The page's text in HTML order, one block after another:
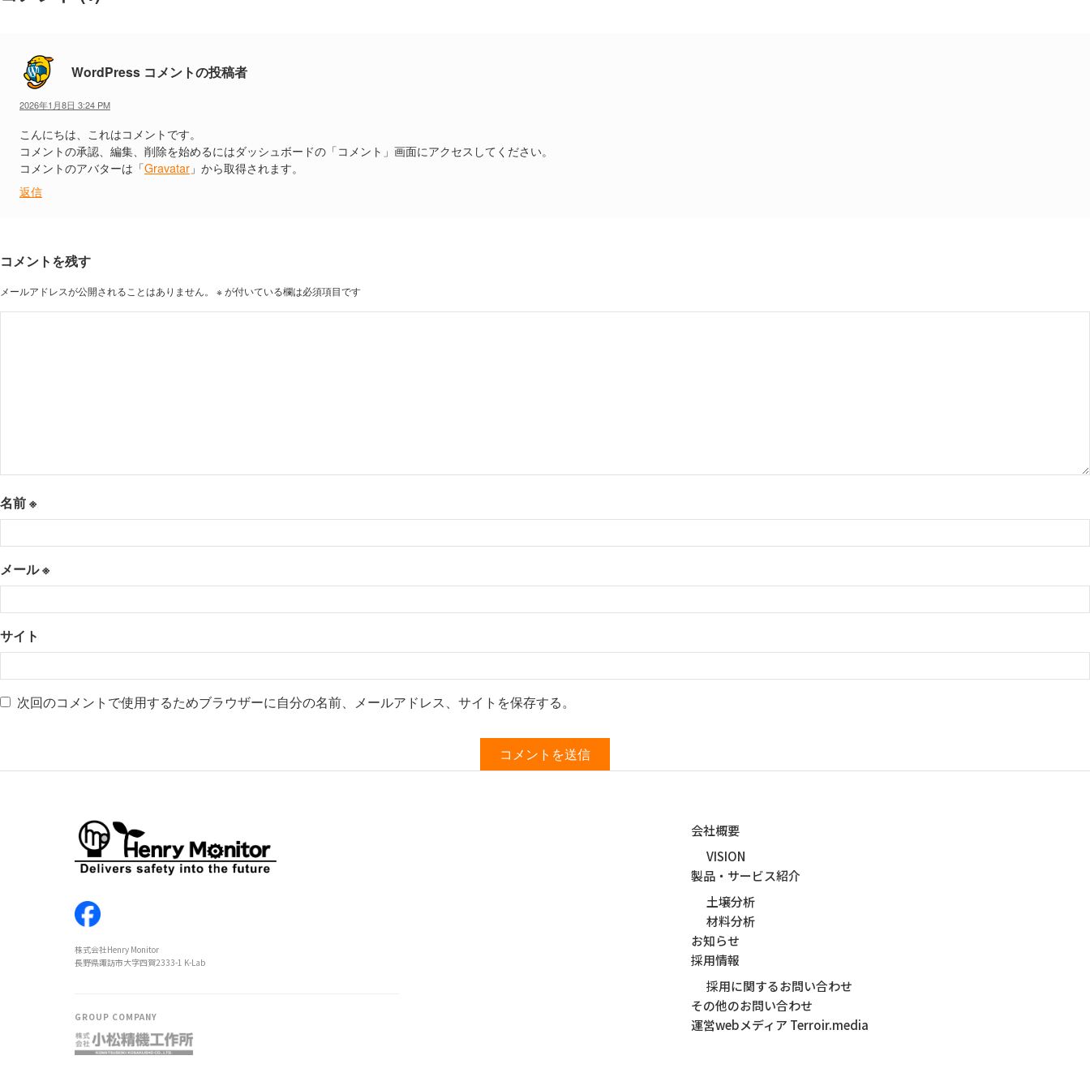
WordPress コメントの投稿者
2026年1月8日 3:24 PM
こんにちは、これはコメントです。
コメントの承認、編集、削除を始めるにはダッシュボードの「コメント」画面にアクセスしてください。
コメントのアバターは「Gravatar 」から取得されます。
返信
コメントを残す
メールアドレスが公開されることはありません。 ※が付いている欄は必須項目です
名前※
メール※
サイト
次回のコメントで使用するためブラウザーに自分の名前、メールアドレス、サイトを保存する。
株式会社Henry Monitor
長野県諏訪市大字四賀2333-1 K-Lab
GROUP COMPANY
会社概要
VISION
製品・サービス紹介
土壌分析
材料分析
お知らせ
採用情報
採用に関するお問い合わせ
その他のお問い合わせ
運営webメディア Terroir.media